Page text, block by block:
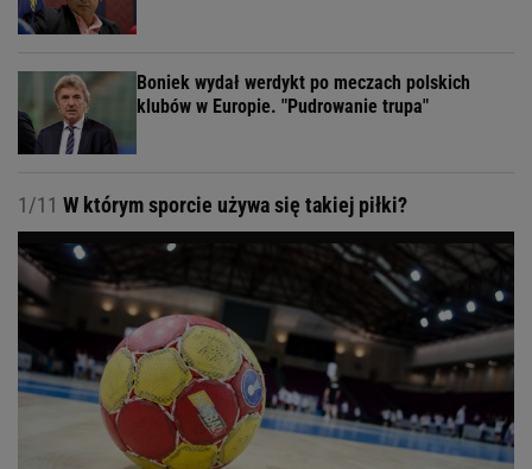
Boniek wydał werdykt po meczach polskich
klubów w Europie. "Pudrowanie trupa"
1/11 W którym sporcie używa się takiej piłki?